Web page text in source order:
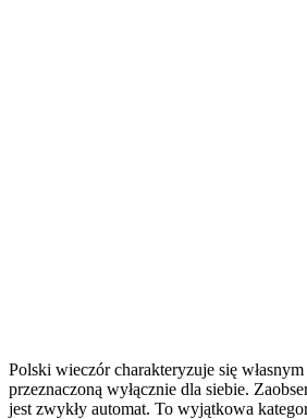
Polski wieczór charakteryzuje się własnym
przeznaczoną wyłącznie dla siebie.
jest zwykły automat. To wyjątkowa